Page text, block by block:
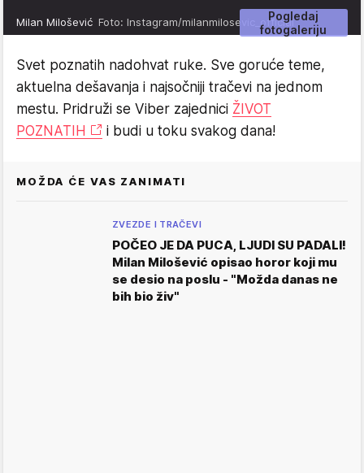
Pogledaj
fotogaleriju
Milan Milošević Foto: Instagram/milanmilosevic_official
Svet poznatih nadohvat ruke. Sve goruće teme,
aktuelna dešavanja i najsočniji tračevi na jednom
mestu. Pridruži se Viber zajednici ŽIVOT
POZNATIH
i budi u toku svakog dana!
MOŽDA ĆE VAS ZANIMATI
ZVEZDE I TRAČEVI
POČEO JE DA PUCA, LJUDI SU PADALI!
Milan Milošević opisao horor koji mu
se desio na poslu - "Možda danas ne
bih bio živ"